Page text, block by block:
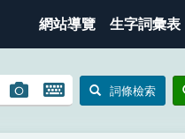
網站導覽 生字詞彙表
圖
開
詞條檢索